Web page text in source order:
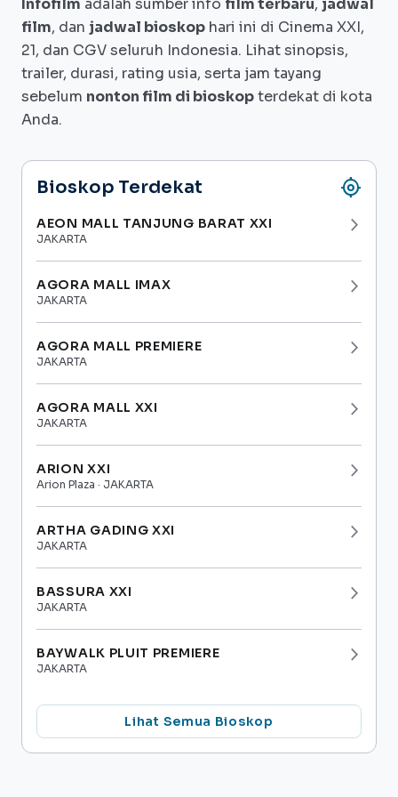
itu viral dan membuat wajah Elma tersebar
di seluruh Bandung.Merasa terganggu,
Elma bersama sahabatnya Susi (Keisya
Levronka) mendatangi Basil dan meminta
desain tersebut dihentikan. Dari situ,
akhirnya tumbuh cinta di antara
mereka.Namun hubungan mereka harus
berhadapan dengan pertentangan dari
Kota Bandung pun menjadi saksi
perjuangan Basil mempertahankan
Infofilm adalah sumber info film terbaru, jadwal
film, dan jadwal bioskop hari ini di Cinema XXI,
21, dan CGV seluruh Indonesia. Lihat sinopsis,
trailer, durasi, rating usia, serta jam tayang
sebelum nonton film di bioskopterdekat di kota
Anda.
Bioskop Terdekat my_location
AEON MALL TANJUNG BARAT XXI
JAKARTA
arrow_forward_ios
AGORA MALL IMAX
JAKARTA
arrow_forward_ios
AGORA MALL PREMIERE
JAKARTA
arrow_forward_ios
AGORA MALL XXI
JAKARTA
arrow_forward_ios
ARION XXI
Arion Plaza · JAKARTA
arrow_forward_ios
ARTHA GADING XXI
JAKARTA
arrow_forward_ios
BASSURA XXI
JAKARTA
arrow_forward_ios
BAYWALK PLUIT PREMIERE
JAKARTA
arrow_forward_ios
Lihat Semua Bioskop